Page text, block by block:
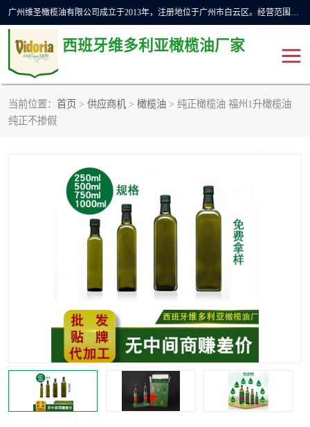
广州维圣橄榄油有限公司成立于2013年，注册地位于广州市白云区。经营范围包括饲料原料销售;畜牧渔业饲料销售;化妆品批发;贸易经纪;食品进出口等，主要产品有：橄榄果渣油，橄榄油，纯橄榄油等。
西班牙维多利亚橄榄油厂家
当前位置： 首页 > 供应商机 > 橄榄油 > 纯正橄榄油 福州1升橄榄油
纯正不掺假
橄榄油
橄榄果渣油 精炼橄榄油